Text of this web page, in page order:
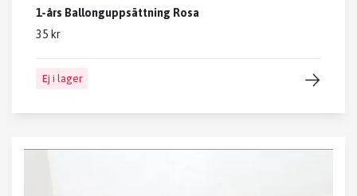
1-års Ballonguppsättning Rosa
35 kr
Ej i lager